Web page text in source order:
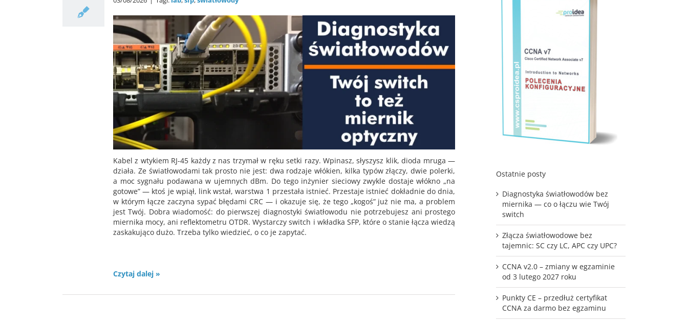
Kabel z wtykiem RJ-45 każdy z nas trzymał w ręku setki razy. Wpinasz, słyszysz klik, dioda mruga —
działa. Ze światłowodami tak prosto nie jest: dwa rodzaje włókien, kilka typów złączy, dwie polerki,
a moc sygnału podawana w ujemnych dBm. Do tego inżynier sieciowy zwykle dostaje włókno „na
gotowe” — ktoś je wpiął, link wstał, warstwa 1 przestała istnieć. Przestaje istnieć dokładnie do dnia,
w którym łącze zaczyna sypać błędami CRC — i okazuje się, że tego „kogoś” już nie ma, a problem
jest Twój. Dobra wiadomość: do pierwszej diagnostyki światłowodu nie potrzebujesz ani prostego
miernika mocy, ani reflektometru OTDR. Wystarczy switch i wkładka SFP, które o stanie łącza wiedzą
zaskakująco dużo. Trzeba tylko wiedzieć, o co je zapytać.
Czytaj dalej »
Ostatnie posty
Diagnostyka światłowodów bez
miernika — co o łączu wie Twój
switch
Złącza światłowodowe bez
tajemnic: SC czy LC, APC czy UPC?
CCNA v2.0 – zmiany w egzaminie
od 3 lutego 2027 roku
Punkty CE – przedłuż certyfikat
CCNA za darmo bez egzaminu